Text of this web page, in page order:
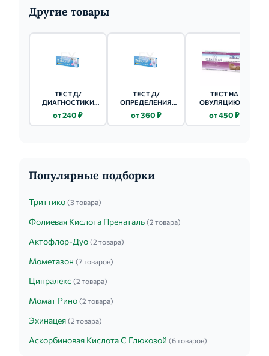
Другие товары
ТЕСТ Д/
ДИАГНОСТИКИ
от 240 ₽
ТЕСТ Д/
ОПРЕДЕЛЕНИЯ
COV-2 COVID-19 И
ГРИППА А/В 1 ШТ.
от 360 ₽
ТЕСТ НА
ОВУЛЯЦИЮ Ю
от 450 ₽
Популярные подборки
Триттико (3 товара)
Фолиевая Кислота Пренаталь (2 товара)
Актофлор-Дуо (2 товара)
Мометазон (7 товаров)
Ципралекс (2 товара)
Момат Рино (2 товара)
Эхинацея (2 товара)
Аскорбиновая Кислота С Глюкозой (6 товаров)